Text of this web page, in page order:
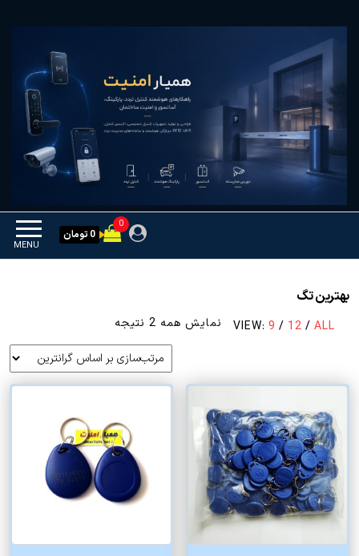
همیار امنیت
MENU
0
0 تومان
بهترین تگ
VIEW: 9 / 12 / ALL نمایش همه 2 نتیجه
بر
اساس
قیمت:
به
کم